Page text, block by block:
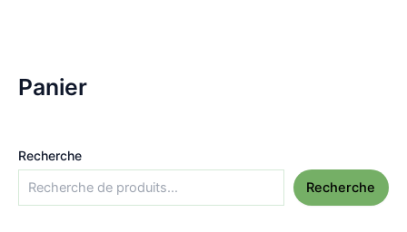
Panier
Recherche
Recherche